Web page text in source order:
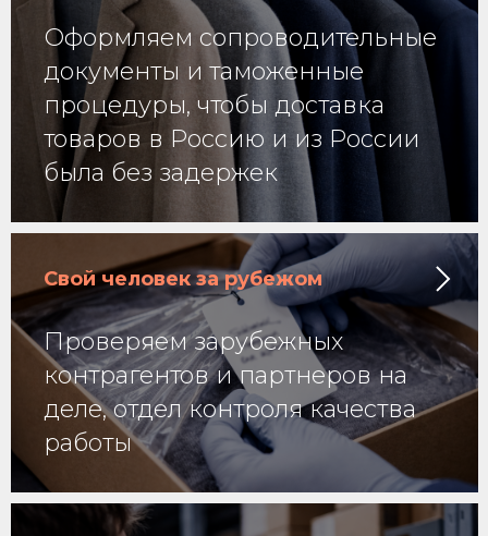
Оформляем сопроводительные
документы и таможенные
процедуры, чтобы доставка
товаров в Россию и из России
была без задержек
Свой человек за рубежом
Проверяем зарубежных
контрагентов и партнеров на
деле, отдел контроля качества
работы